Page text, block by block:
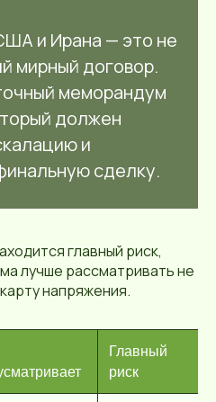
и Ирана — это не
мирный договор.
меморандум
должен
и
сделку.
главный риск,
лучше рассматривать не
напряжения.
Главный
риск